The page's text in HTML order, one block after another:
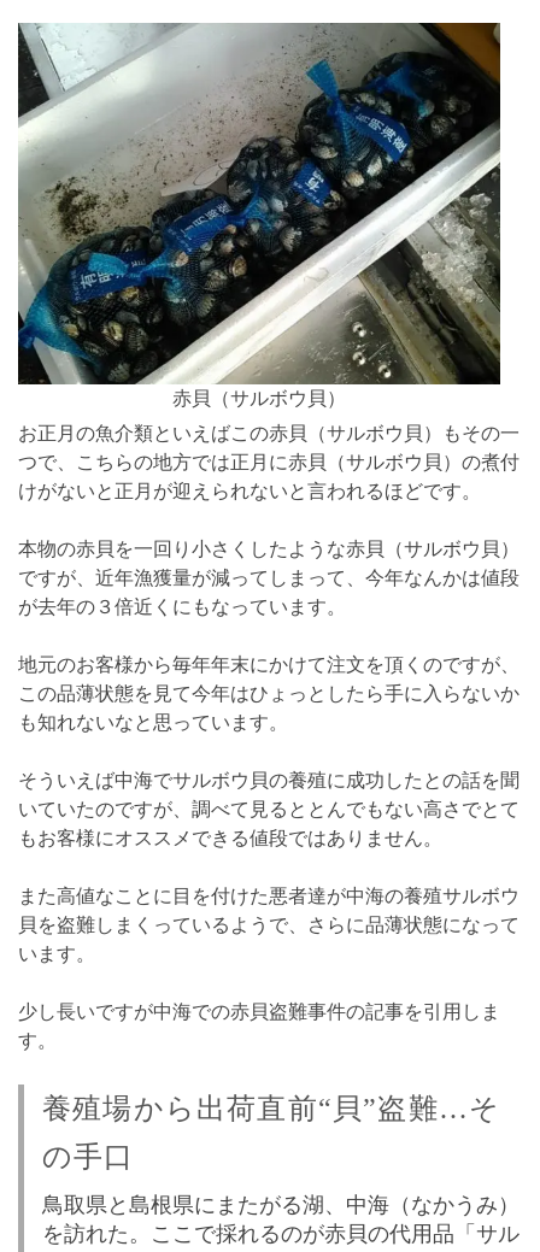
赤貝（サルボウ貝）
お正月の魚介類といえばこの赤貝（サルボウ貝）もその一
つで、こちらの地方では正月に赤貝（サルボウ貝）の煮付
けがないと正月が迎えられないと言われるほどです。
本物の赤貝を一回り小さくしたような赤貝（サルボウ貝）
ですが、近年漁獲量が減ってしまって、今年なんかは値段
が去年の３倍近くにもなっています。
地元のお客様から毎年年末にかけて注文を頂くのですが、
この品薄状態を見て今年はひょっとしたら手に入らないか
も知れないなと思っています。
そういえば中海でサルボウ貝の養殖に成功したとの話を聞
いていたのですが、調べて見るととんでもない高さでとて
もお客様にオススメできる値段ではありません。
また高値なことに目を付けた悪者達が中海の養殖サルボウ
貝を盗難しまくっているようで、さらに品薄状態になって
います。
少し長いですが中海での赤貝盗難事件の記事を引用しま
す。
養殖場から出荷直前“貝”盗難…そ
の手口
鳥取県と島根県にまたがる湖、中海（なかうみ）
を訪れた。ここで採れるのが赤貝の代用品「サル